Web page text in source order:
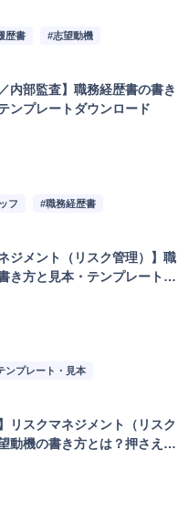
歴書 #志望動機
内部監査】職務経歴書の書き
ンプレートダウンロード
フ #職務経歴書
ジメント（リスク管理）】職
き方と見本・テンプレートダ
ンプレート・見本
リスクマネジメント（リスク
動機の書き方とは？押さえて
ントと求人動向も紹介